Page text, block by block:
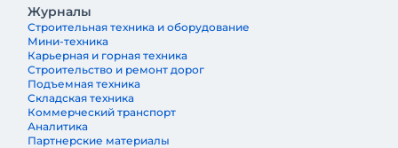
Журналы
Строительная техника и оборудование
Мини-техника
Карьерная и горная техника
Строительство и ремонт дорог
Подъемная техника
Складская техника
Коммерческий транспорт
Аналитика
Партнерские материалы